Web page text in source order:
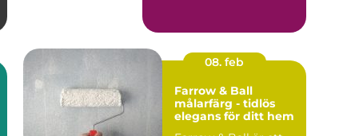
08. feb
Farrow & Ball
målarfärg - tidlös
elegans för ditt hem